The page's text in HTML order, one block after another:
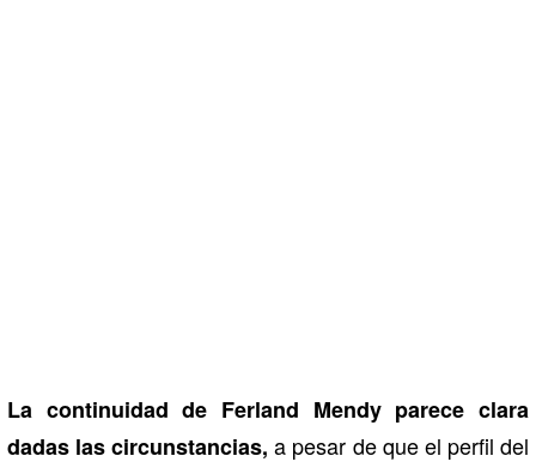
La continuidad de Ferland Mendy parece clara
dadas las circunstancias, a pesar de que el perfil del